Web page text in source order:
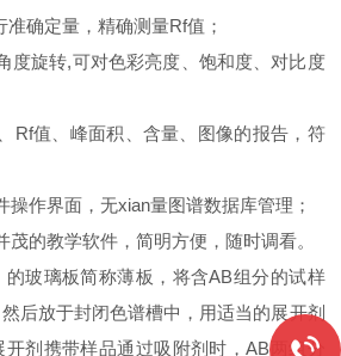
确定量，精确测量Rf值；
旋转,可对色彩亮度、饱和度、对比度
值、峰面积、含量、图像的报告，符
作界面，无xian量图谱数据库管理；
的教学软件，简明方便，随时调看。
玻璃板简称薄板，将含AB组分的试样
后放于封闭色谱槽中，用适当的展开剂
开剂携带样品通过吸附剂时，AB两组分